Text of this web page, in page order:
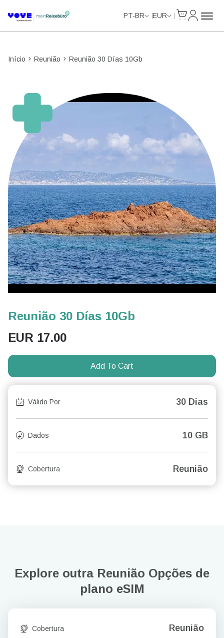
PT-BR EUR
Início Reunião Reunião 30 Días 10Gb
Reunião 30 Días 10Gb
EUR 17.00
Add To Cart
Válido Por 30 Dias
Dados 10 GB
Cobertura Reunião
Explore outra Reunião Opções de
plano eSIM
Cobertura Reunião